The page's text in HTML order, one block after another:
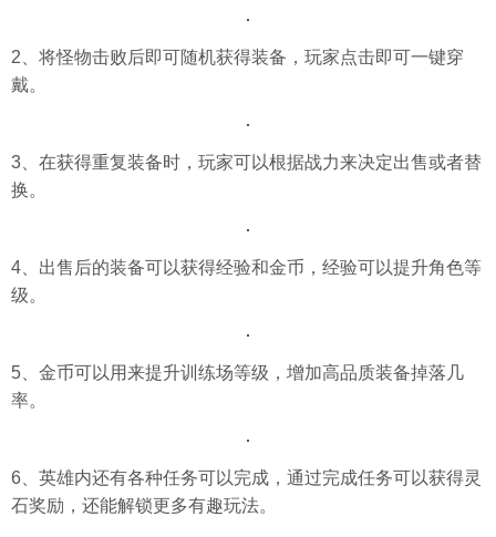
2、将怪物击败后即可随机获得装备，玩家点击即可一键穿
戴。
3、在获得重复装备时，玩家可以根据战力来决定出售或者替
换。
4、出售后的装备可以获得经验和金币，经验可以提升角色等
级。
5、金币可以用来提升训练场等级，增加高品质装备掉落几
率。
6、英雄内还有各种任务可以完成，通过完成任务可以获得灵
石奖励，还能解锁更多有趣玩法。